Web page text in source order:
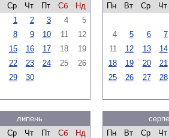
Ср Чт Пт Сб
Нд
1
2 3 4
5
8 9 10 11
12
15 16 17 18
19
22 23 24 25
26
29 30
Пн
Вт Ср Чт
4
5 6 7
11
12 13 14
18
19 20 21
25
26 27 28
липень
Ср Чт Пт Сб
Нд
Пн
Вт Ср Чт